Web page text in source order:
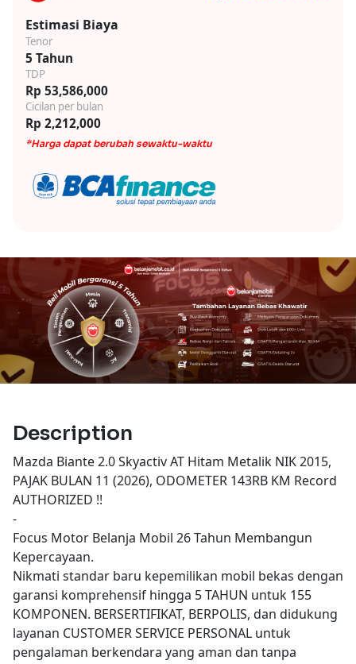
Estimasi Biaya
Tenor
5 Tahun
TDP
Rp 53,586,000
Cicilan per bulan
Rp 2,212,000
*Harga dapat berubah sewaktu-waktu
Description
Mazda Biante 2.0 Skyactiv AT Hitam Metalik NIK 2015,
PAJAK BULAN 11 (2026), ODOMETER 143RB KM Record
AUTHORIZED !!
-
Focus Motor Belanja Mobil 26 Tahun Membangun
Kepercayaan.
Nikmati standar baru kepemilikan mobil bekas dengan
garansi komprehensif hingga 5 TAHUN untuk 155
KOMPONEN. BERSERTIFIKAT, BERPOLIS, dan didukung
layanan CUSTOMER SERVICE PERSONAL untuk
pengalaman berkendara yang aman dan tanpa